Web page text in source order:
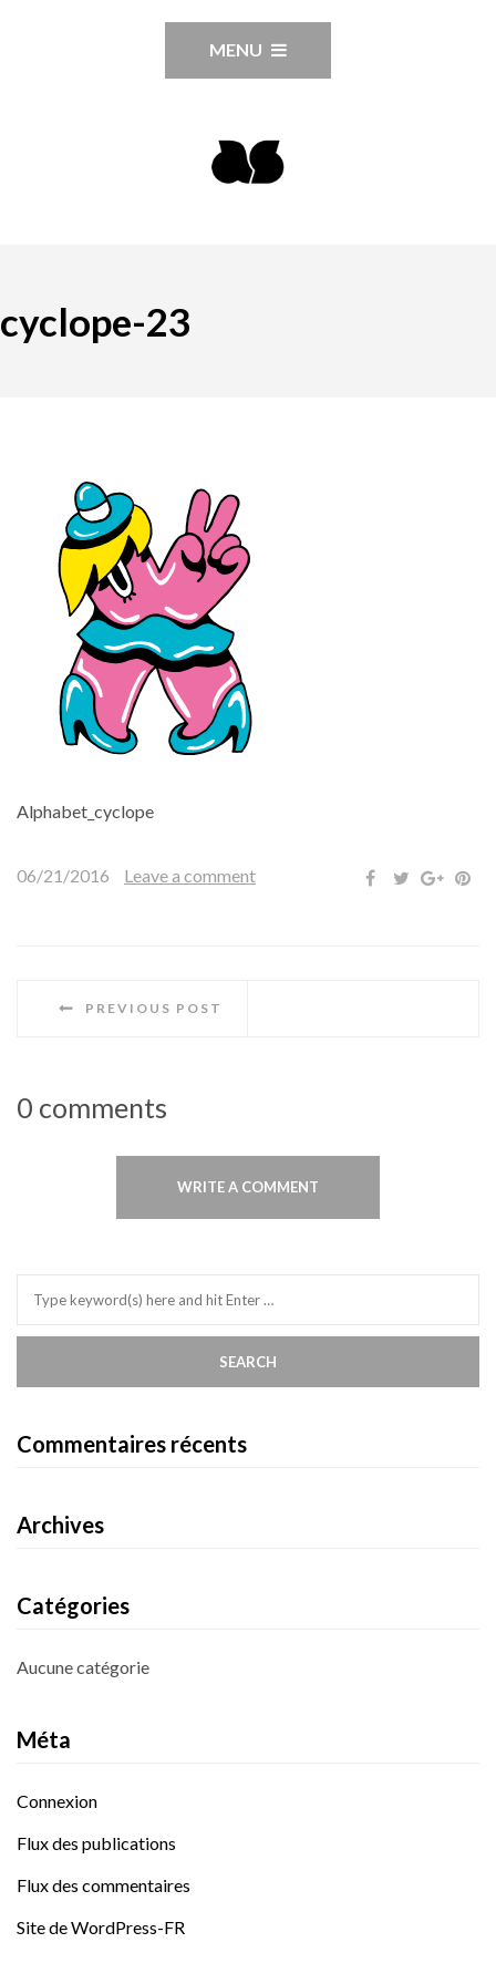
MENU
cyclope-23
Alphabet_cyclope
06/21/2016 Leave a comment
PREVIOUS POST
0 comments
WRITE A COMMENT
Commentaires récents
Archives
Catégories
Aucune catégorie
Méta
Connexion
Flux des publications
Flux des commentaires
Site de WordPress-FR